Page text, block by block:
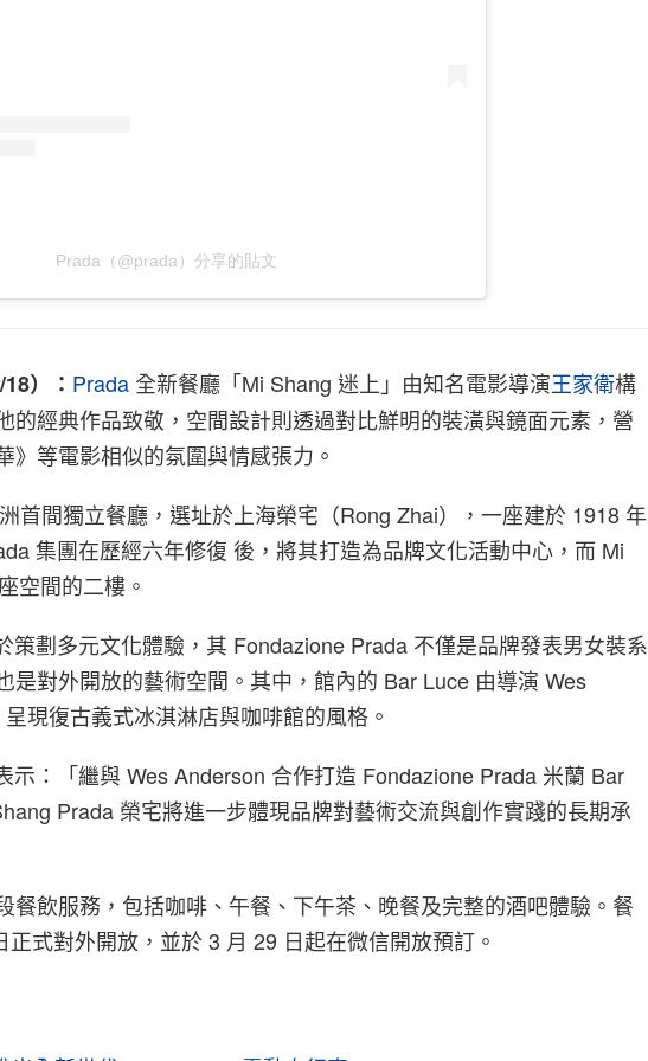
Prada（@prada）分享的貼文
）： Prada 全新餐廳「Mi Shang 迷上」由知名電影導演王家衛構
的經典作品致敬，空間設計則透過對比鮮明的裝潢與鏡面元素，營
》等電影相似的氛圍與情感張力。
首間獨立餐廳，選址於上海榮宅（Rong Zhai），一座建於 1918 年
集團在歷經六年修復 後，將其打造為品牌文化活動中心，而 Mi
空間的二樓。
策劃多元文化體驗，其 Fondazione Prada 不僅是品牌發表男女裝系
是對外開放的藝術空間。其中，館內的 Bar Luce 由導演 Wes
現復古義式冰淇淋店與咖啡館的風格。
示：「繼與 Wes Anderson 合作打造 Fondazione Prada 米蘭 Bar
Prada 榮宅將進一步體現品牌對藝術交流與創作實踐的長期承
餐飲服務，包括咖啡、午餐、下午茶、晚餐及完整的酒吧體驗。餐
正式對外開放，並於 3 月 29 日起在微信開放預訂。